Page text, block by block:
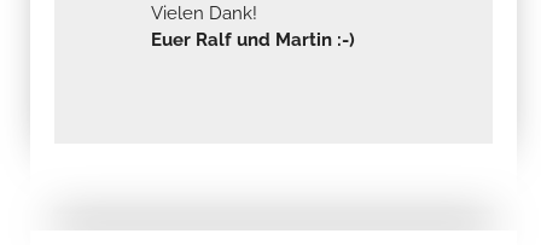
Vielen Dank!
Euer Ralf und Martin :-)